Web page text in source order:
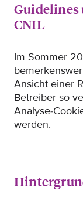
Guidelines
CNIL
Im Sommer
Ansicht einer
Betreiber so
Analyse-
werden.